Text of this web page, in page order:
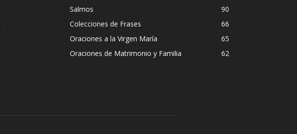
Salmos
90
Colecciones de Frases
66
Oraciones a la Virgen María
65
Oraciones de Matrimonio y Familia
62